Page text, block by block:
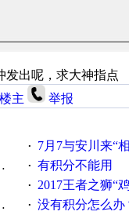
发出呢，求大神指点
主 举报
· 7月7与安川来“
· 有积分不能用
· 2017王者之狮“鸡”情签到
· 没有积分怎么办